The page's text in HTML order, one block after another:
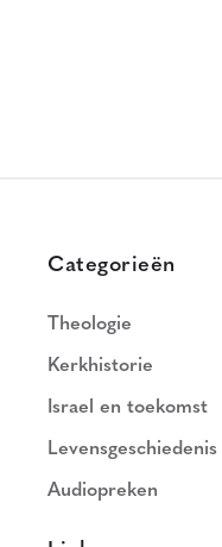
Categorieën
Theologie
Kerkhistorie
Israel en toekomst
Levensgeschiedenis
Audiopreken